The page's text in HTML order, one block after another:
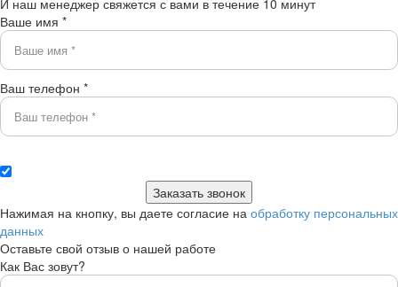
И наш менеджер свяжется с вами в течение 10 минут
Ваше имя *
Ваш телефон *
Нажимая на кнопку, вы даете согласие на обработку персональных
данных
Оставьте свой отзыв о нашей работе
Как Вас зовут?